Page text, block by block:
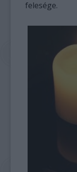
felesége.